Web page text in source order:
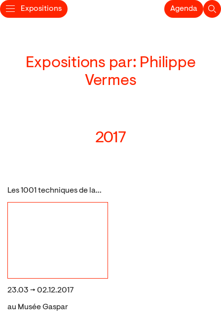
Expositions Agenda
Expositions par: Philippe
Vermes
2017
Les 1001 techniques de la gravure, d’un don à l’autre
23.03 → 02.12.2017
au Musée Gaspar